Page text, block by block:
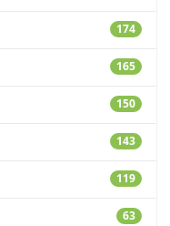
174
165
150
143
119
63